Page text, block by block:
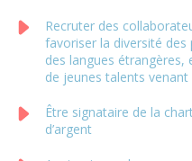
Recruter des
favoriser la diversité
des langues étrangères,
de jeunes talents venant
Être signataire de la
d’argent